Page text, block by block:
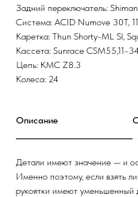
Задний переключатель:
Система: ACID Numove 30T,
Каретка: Thun Shorty-ML Sl,
Кассета: Sunrace CSM55,11-34
Цепь: KMC Z8.3
Колеса: 24
Описание
Детали имеют значение — и
Именно поэтому, если взять
рукоятки имеют уменьшенный